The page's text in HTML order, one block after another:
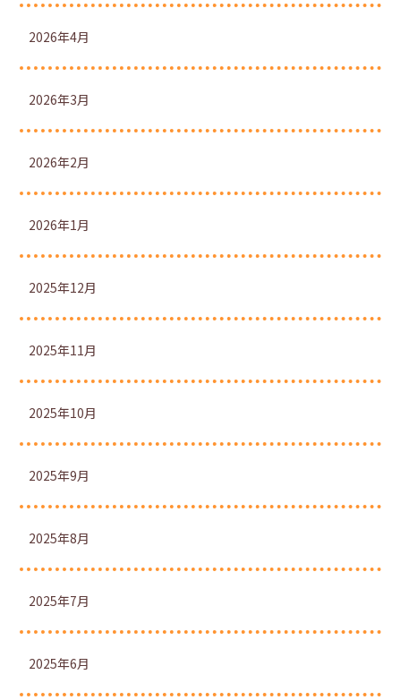
2026年4月
2026年3月
2026年2月
2026年1月
2025年12月
2025年11月
2025年10月
2025年9月
2025年8月
2025年7月
2025年6月